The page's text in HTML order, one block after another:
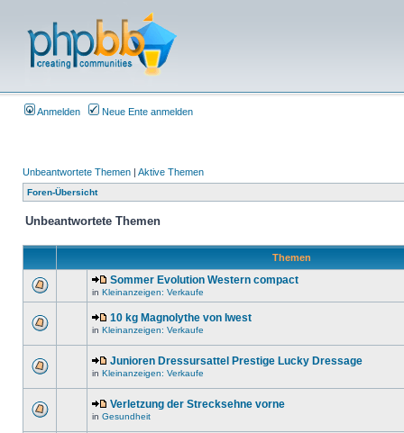
Anmelden Neue Ente anmelden
Unbeantwortete Themen | Aktive Themen
Foren-Übersicht
Unbeantwortete Themen
Themen
Sommer Evolution Western compact
in Kleinanzeigen: Verkaufe
10 kg Magnolythe von Iwest
in Kleinanzeigen: Verkaufe
Junioren Dressursattel Prestige Lucky Dressage
in Kleinanzeigen: Verkaufe
Verletzung der Strecksehne vorne
in Gesundheit